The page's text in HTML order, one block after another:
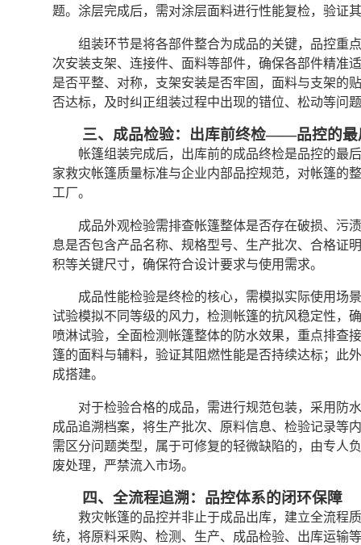
题。涂层完成后，需对涂层面料进行性能复检，验证
组装环节是将各部件整合为成品的关键，品控重
次安装支架、连接件、面料等部件，确保各部件精准
是否平整、对称，支架安装是否牢固，面料与支架的
否达标，及时纠正组装过程中出现的错位、松动等问
三、成品检验：出库前终检——品控的最
帐篷组装完成后，出库前的成品终检是品控的最
家救灾帐篷质量标准与企业内部品控规范，对帐篷的
工厂。
成品外观检验需排查帐篷整体是否存在破损、污
息是否包含产品名称、规格型号、生产批次、合格证
积等关键尺寸，确保符合设计要求与使用需求。
成品性能检验是终检的核心，需模拟实际使用场
试验模拟不同等级的风力，检测帐篷的抗风稳定性，
喷淋试验，全面检测帐篷整体的防水效果，重点排查
篷的面料与辅料，验证其阻燃性能是否持续达标；此
成搭建。
对于检验合格的成品，需进行规范包装，采用防
成品追溯档案，将生产批次、原料信息、检验记录等
需区分问题类型，属于可修复的轻微缺陷的，由专人
废处理，严禁流入市场。
四、全流程追溯：品控体系的闭环保障
救灾帐篷的品控并非止于成品出库，建立全流程
统，将原料采购、检测、生产、成品检验、出库运输